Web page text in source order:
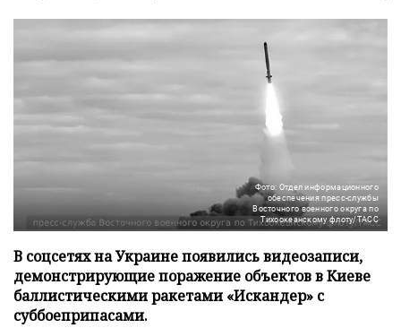
Фото: Отдел информационного
обеспечения пресс-службы
Восточного военного округа по
Тихоокеанскому флоту/ТАСС
В соцсетях на Украине появились видеозаписи,
демонстрирующие поражение объектов в Киеве
баллистическими ракетами «Искандер» с
суббоеприпасами.